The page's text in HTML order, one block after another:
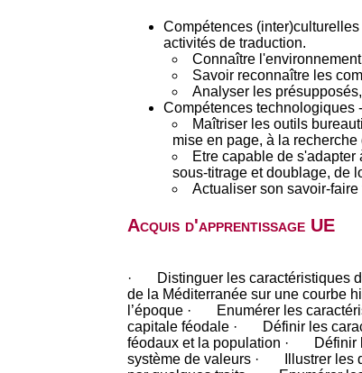
Compétences
activités de traduction.
Connaître
Savoir reconnaître les
Analyser les
Compétences technologiques
Maîtriser les outils
mise en page, à la recherche
Etre capable de
sous-titrage et doublage, de
Actualiser son savoir-
Acquis d'apprentissage UE
· Distinguer les caractéristiques
de la Méditerranée sur une courbe
l’époque · Enumérer les
capitale féodale · Définir les
féodaux et la population · Définir
système de valeurs · Illustrer les